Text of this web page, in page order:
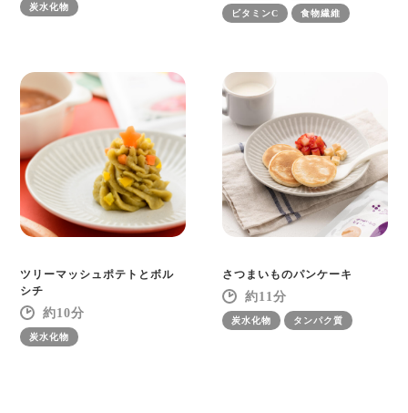
炭水化物
ビタミンC 食物繊維
ツリーマッシュポテトとボル
シチ
10
炭水化物
さつまいものパンケーキ
11
炭水化物 タンパク質